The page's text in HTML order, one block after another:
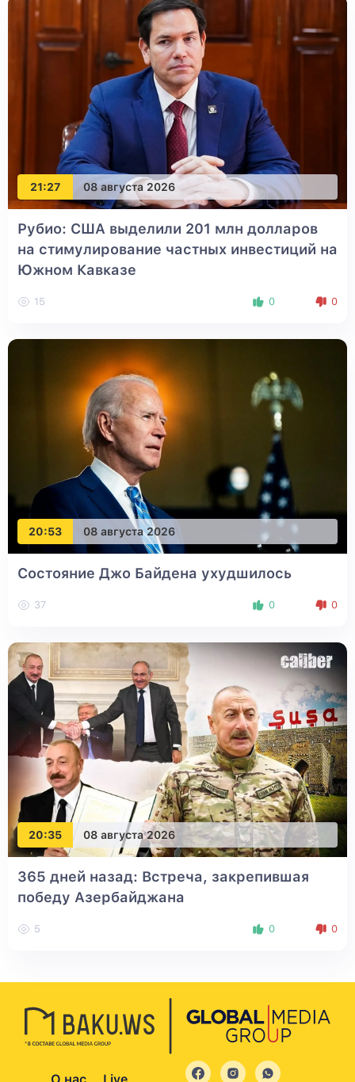
21:27 08 августа 2026
Рубио: США выделили 201 млн долларов
на стимулирование частных инвестиций на
Южном Кавказе
15 0 0
20:53 08 августа 2026
Состояние Джо Байдена ухудшилось
37 0 0
20:35 08 августа 2026
365 дней назад: Встреча, закрепившая
победу Азербайджана
5 0 0